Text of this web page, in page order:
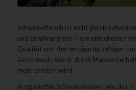
Schweinefleisch ist nicht gleich
und Ernährung der Tiere entscheiden
Qualität und den einzigartig saftigen
Geschmack, wie er durch
mehr erreicht wird.
Ausgesuchte Schweinerassen wie das